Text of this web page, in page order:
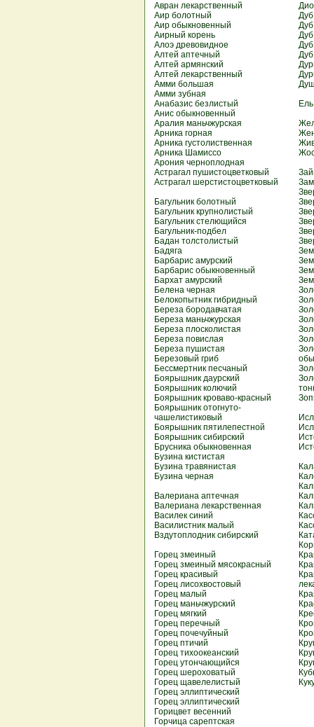
Авран лекарственный
Аир болотный
Аир обыкновенный
Аирный корень
Алоэ древовидное
Алтей аптечный
Алтей армянский
Алтей лекарственный
Амми большая
Амми зубная
Анабазис безлистый
Анис обыкновенный
Аралия маньчжурская
Арника горная
Арника густолиственная
Арника Шамиссо
Арония черноплодная
Астрагал пушистоцветковый
Астрагал шерстистоцветковый
Багульник болотный
Багульник крупнолистый
Багульник стелющийся
Багульник-подбел
Бадан толстолистый
Бадяга
Барбарис амурский
Барбарис обыкновенный
Бархат амурский
Белена черная
Белокопытник гибридный
Береза бородавчатая
Береза маньчжурская
Береза плосколистая
Береза повислая
Береза пушистая
Березовый гриб
Бессмертник песчаный
Боярышник даурский
Боярышник колючий
Боярышник кроваво-красный
Боярышник отогнуто-
чашелистиковый
Боярышник пятилепестной
Боярышник сибирский
Брусника обыкновенная
Бузина кистистая
Бузина травянистая
Бузина черная
Валериана аптечная
Валериана лекарственная
Василек синий
Василистник малый
Вздутоплодник сибирский
Горец змеиный
Горец змеиный мясокрасный
Горец красивый
Горец лисохвостовый
Горец малый
Горец маньчжурский
Горец мягкий
Горец перечный
Горец почечуйный
Горец птичий
Горец тихоокеанский
Горец утончающийся
Горец шероховатый
Горец щавелелистый
Горец эллиптический
Горец эллиптический
Горицвет весенний
Горчица сарептская